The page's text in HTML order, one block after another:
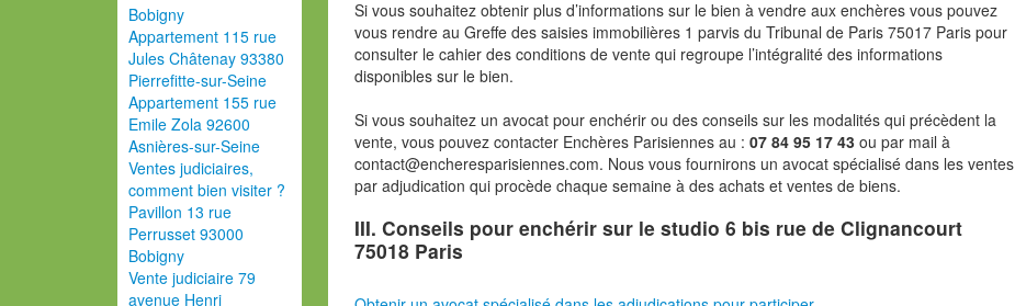
Bobigny
Appartement 115 rue
Jules Châtenay 93380
Pierrefitte-sur-Seine
Appartement 155 rue
Emile Zola 92600
Asnières-sur-Seine
Ventes judiciaires,
comment bien visiter ?
Pavillon 13 rue
Perrusset 93000
Bobigny
Vente judiciaire 79
avenue Henri
Si vous souhaitez obtenir plus d’informations sur le bien à vendre aux enchères vous pouvez
vous rendre au Greffe des saisies immobilières 1 parvis du Tribunal de Paris 75017 Paris pour
consulter le cahier des conditions de vente qui regroupe l’intégralité des informations
disponibles sur le bien.
Si vous souhaitez un avocat pour enchérir ou des conseils sur les modalités qui précèdent la
vente, vous pouvez contacter Enchères Parisiennes au :07 84 95 17 43ou par mail à
contact@encheresparisiennes.com. Nous vous fournirons un avocat spécialisé dans les ventes
par adjudication qui procède chaque semaine à des achats et ventes de biens.
III. Conseils pour enchérir sur le studio 6 bis rue de Clignancourt
75018 Paris